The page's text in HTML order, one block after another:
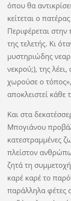
όπου θα
κείτεται ο
Περιφέρεται
της τελετής. Κι
μυστηριώδης
νεκρού;), της
χωρούσε ο τόπος»,
αποκλειστεί κάθε
Και στα
Μπογιάνου
κατεστραμμένες
πλείστον
ζητά τη
καρέ καρέ το
παράλληλα φέτες